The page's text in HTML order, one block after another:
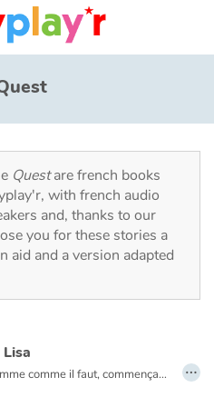
Questare french books
with french audio
and, thanks to our
you for these stories a
aid and a version adapted
Mlle Lisa, jeune femme comme il faut, commençait à s’encroûter.
partit pour Las Vegas.
…